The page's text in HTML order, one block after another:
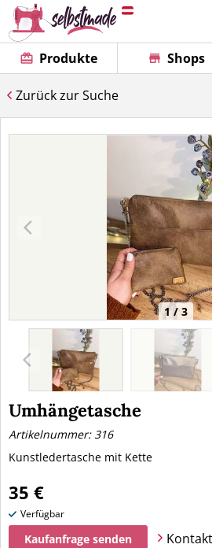
Produkte Shops
Zurück zur Suche
1 / 3
Umhängetasche
Artikelnummer: 316
Kunstledertasche mit Kette
35 €
Verfügbar
Kaufanfrage senden Kontakt